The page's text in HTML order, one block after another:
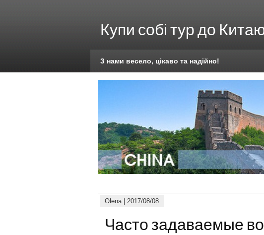
Купи собі тур до
З нами весело, цікаво та надійно!
Olena| 2017/08/08
Часто задаваемые